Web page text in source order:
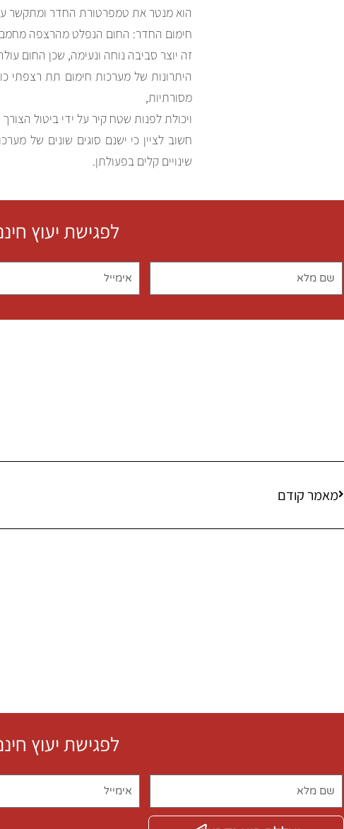
הוא מנטר את טמפרטורת החדר ומתקשר
חימום החדר: החום הנפלט מהרצפה
זה יוצר סביבה נוחה ונעימה, שכן החום
היתרונות של מערכות חימום תת רצפתי
מסורתיות,
ויכולת לפנות שטח קיר על ידי ביטול
חשוב לציין כי ישנם סוגים שונים של
שינויים קלים בפעולתן.
לפגישת יעוץ
מאמר קודם
לפגישת יעוץ